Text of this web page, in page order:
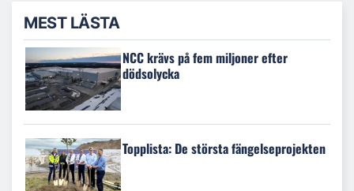
MEST LÄSTA
NCC krävs på fem miljoner efter
dödsolycka
Topplista: De största fängelseprojekten